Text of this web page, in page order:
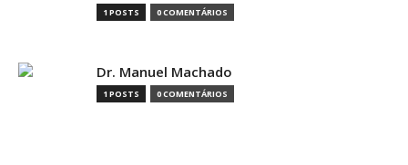
1 POSTS 0 COMENTÁRIOS
Dr. Manuel Machado
1 POSTS 0 COMENTÁRIOS